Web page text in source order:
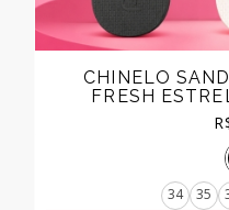
CHINELO
FRESH
34 35